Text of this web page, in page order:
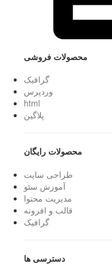
محصولات فروشی
گرافیک
وردپرس
html
پلاگین
محصولات رایگان
طراحی سایت
آموزش سئو
مدیریت محتوا
قالب و افزونه
گرافیک
دسترسی ها